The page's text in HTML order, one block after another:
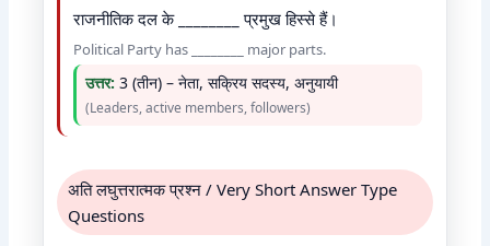
राजनीतिक दल के ________ प्रमुख हिस्से हैं।
Political Party has ________ major parts.
उत्तर: 3 (तीन) – नेता, सक्रिय सदस्य, अनुयायी
(Leaders, active members, followers)
अति लघुत्तरात्मक प्रश्न / Very Short Answer Type
Questions